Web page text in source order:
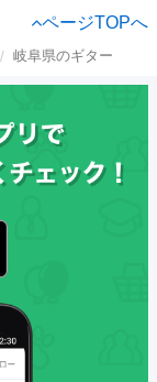
ページTOPへ
岐阜県のギター